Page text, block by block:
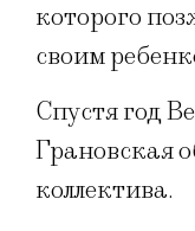
которого
своим
Спустя год
Грановская
коллектива.